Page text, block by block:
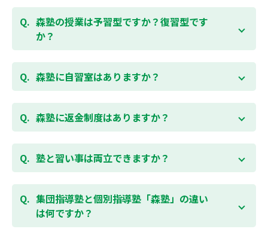
ど）も可能です。 普段忙しくてなかなか手が回らない
科目も、テスト前に集中して対策できると好評です。
「質量ともに日本一」と自負する研修制度を受け、知
識や教え方を習得した先生が、一人ひとりの能力、個
性に合わせて個別指導いたします。先生とお子様の相
性を大切にするために、相性が合わなければ先生変更
森塾の授業は予習型ですか？復習型です
か？
春期・夏期等の講習以外では森塾の授業は学校で習っ
たところを教える「復習型授業」ではなく、塾で習っ
のが楽しくなります。
勉強が楽しくなるとテストの成績が上がり、テストの
様の成績アップを目指しましょう！まずは無料授業体
験を！
無料体験はこちら
森塾に自習室はありますか？
各校舎に完備しています。
空いている時間があれば、学校の授業の予習や宿題、
森塾に返金制度はありますか？
森塾では保護者様に「安心して」入塾をご検討いただ
くために、ご入塾後4回授業を受けられるまでに入塾
「全額」を返金させていただく「返金制度」をご用意
しております。
塾と習い事は両立できますか？
森塾は個別指導ですので、時間や曜日を自由に選択す
ることができます。そのため、部活やすでにお通いの
習い事などと無理なく両立することができます。
集団指導塾と個別指導塾「森塾」の違い
は何ですか？